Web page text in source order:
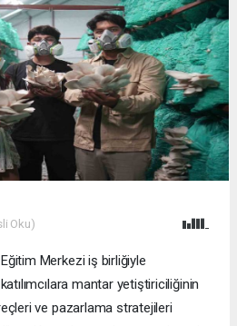
Oku)
Merkezi iş birliğiyle
mantar yetiştiriciliğinin
ve pazarlama stratejileri